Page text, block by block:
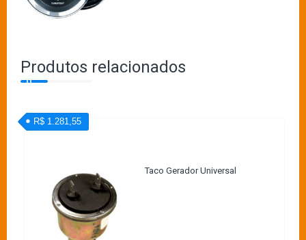
Produtos relacionados
Taco Gerador Universal
R$ 1.281,55